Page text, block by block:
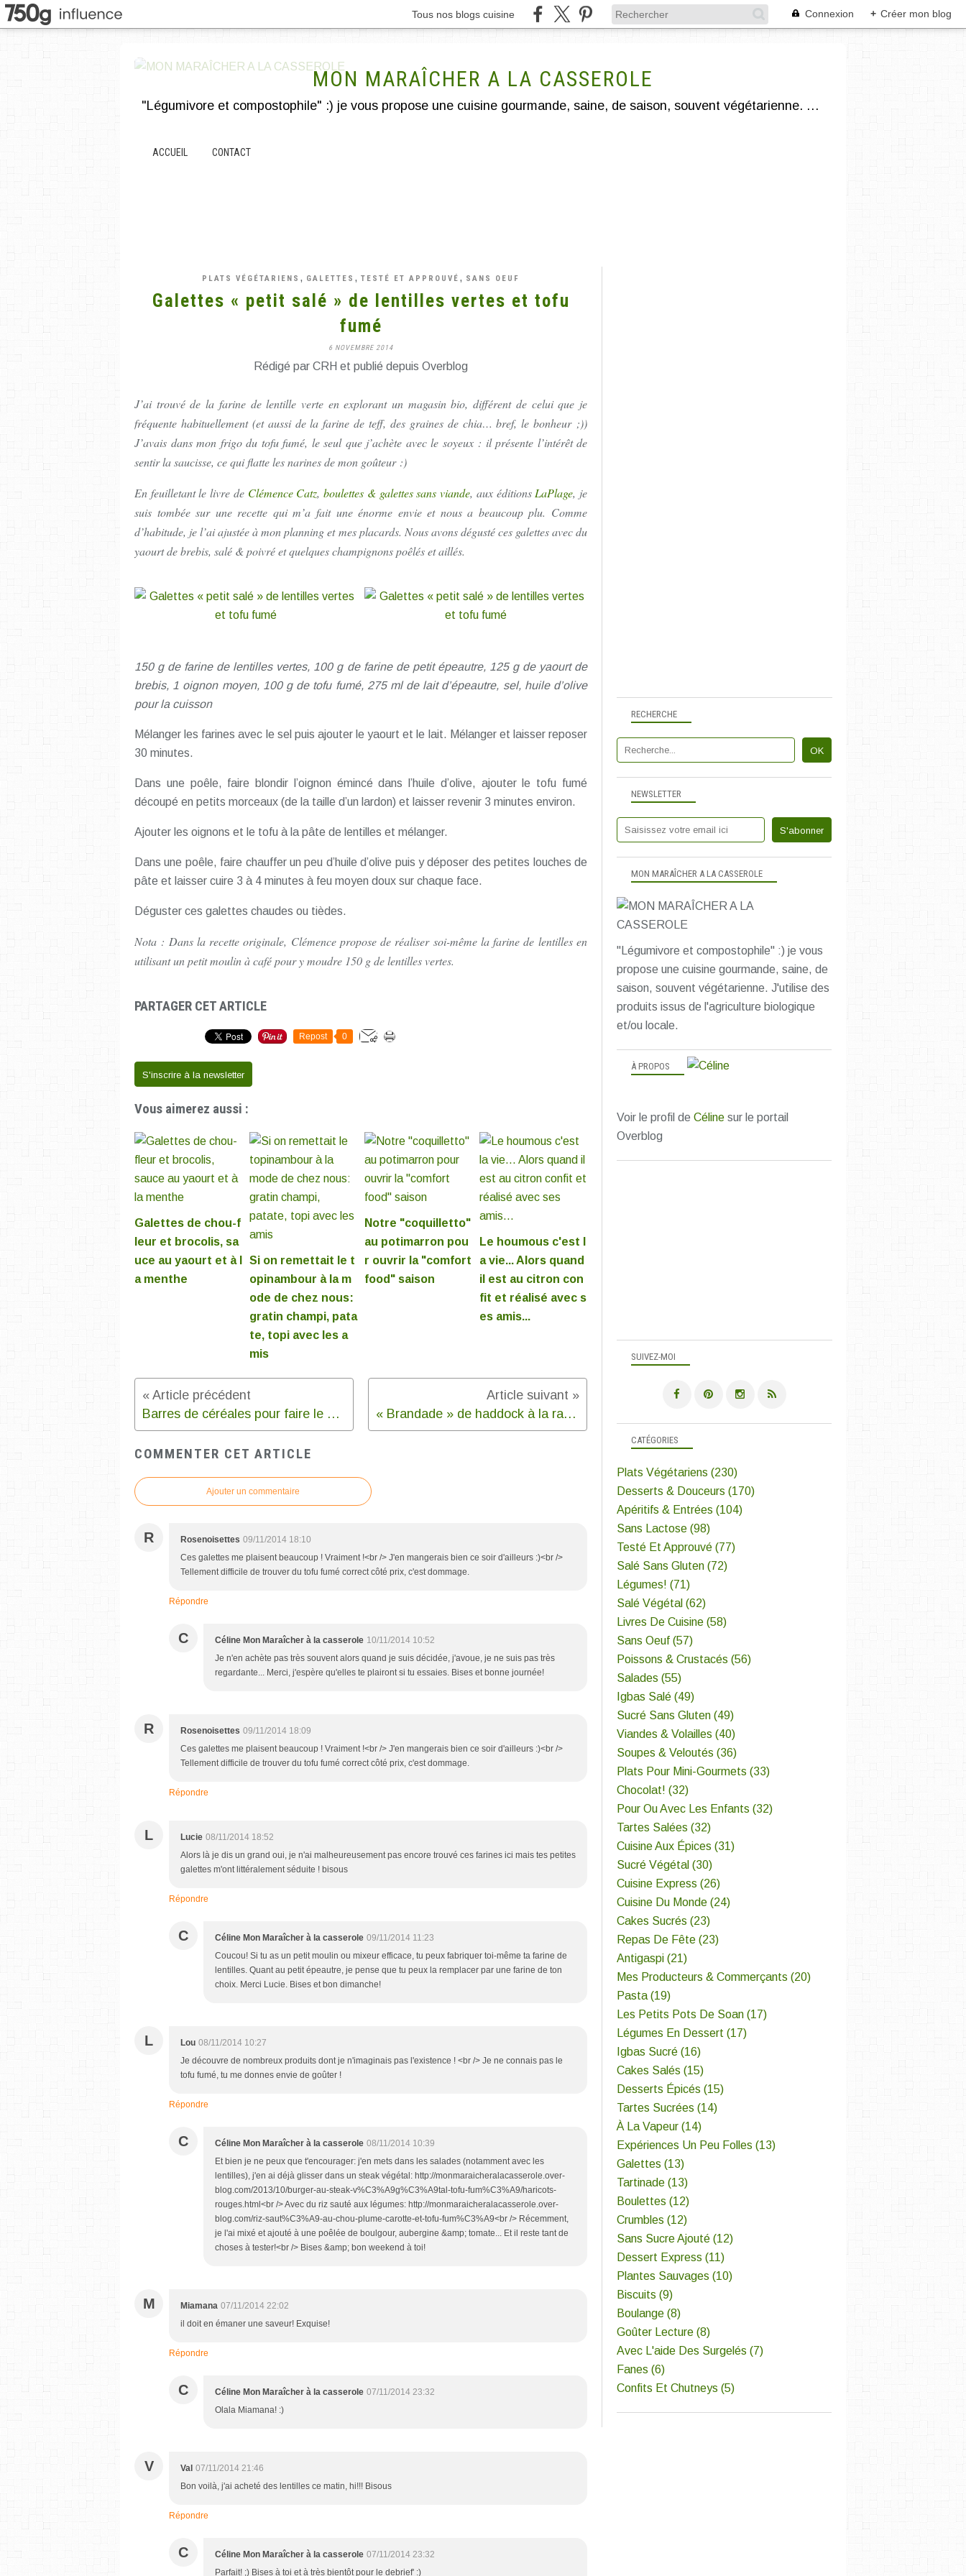
Tous nos blogs cuisine Connexion + Créer mon blog
MON MARAÎCHER A LA CASSEROLE
"Légumivore et compostophile" :) je vous propose une cuisine gourmande, saine, de saison, souvent végétarienne. J'utilise des produits issus de l'agriculture biologique et/ou locale.
ACCUEIL CONTACT
PLATS VÉGÉTARIENS , GALETTES , TESTÉ ET APPROUVÉ , SANS OEUF
Galettes « petit salé » de lentilles vertes et tofu
fumé
6 NOVEMBRE 2014
Rédigé par CRH et publié depuis Overblog
J’ai trouvé de la farine de lentille verte en explorant un magasin bio, différent de celui que je
fréquente habituellement (et aussi de la farine de teff, des graines de chia… bref, le bonheur ;))
J’avais dans mon frigo du tofu fumé, le seul que j’achète avec le soyeux : il présente l’intérêt de
sentir la saucisse, ce qui flatte les narines de mon goûteur :)
En feuilletant le livre de Clémence Catz,boulettes & galettes sans viande, aux éditions LaPlage, je
suis tombée sur une recette qui m’a fait une énorme envie et nous a beaucoup plu. Comme
d’habitude, je l’ai ajustée à mon planning et mes placards. Nous avons dégusté ces galettes avec du
yaourt de brebis, salé & poivré et quelques champignons poêlés et aillés.
150 g de farine de lentilles vertes, 100 g de farine de petit épeautre, 125 g de yaourt de
brebis, 1 oignon moyen, 100 g de tofu fumé, 275 ml de lait d’épeautre, sel, huile d’olive
pour la cuisson
Mélanger les farines avec le sel puis ajouter le yaourt et le lait. Mélanger et laisser reposer
30 minutes.
Dans une poêle, faire blondir l’oignon émincé dans l’huile d’olive, ajouter le tofu fumé
découpé en petits morceaux (de la taille d’un lardon) et laisser revenir 3 minutes environ.
Ajouter les oignons et le tofu à la pâte de lentilles et mélanger.
Dans une poêle, faire chauffer un peu d’huile d’olive puis y déposer des petites louches de
pâte et laisser cuire 3 à 4 minutes à feu moyen doux sur chaque face.
Déguster ces galettes chaudes ou tièdes.
Nota : Dans la recette originale, Clémence propose de réaliser soi-même la farine de lentilles en
utilisant un petit moulin à café pour y moudre 150 g de lentilles vertes.
PARTAGER CET ARTICLE
Repost 0
S'inscrire à la newsletter
Vous aimerez aussi :
Galettes de chou-f
leur et brocolis, sa
uce au yaourt et à l
a menthe
Si on remettait le t
opinambour à la m
ode de chez nous:
gratin champi, pata
te, topi avec les a
mis
Notre "coquilletto"
au potimarron pou
r ouvrir la "comfort
food" saison
Le houmous c'est l
a vie... Alors quand
il est au citron con
fit et réalisé avec s
es amis...
Barres de céréales pour faire le plein d'énergie (et de gourmandise) « Brandade » de haddock à la raclette
COMMENTER CET ARTICLE
Ajouter un commentaire
R Rosenoisettes 09/11/2014 18:10
Ces galettes me plaisent beaucoup ! Vraiment !<br /> J'en mangerais bien ce soir d'ailleurs :)<br />
Tellement difficile de trouver du tofu fumé correct côté prix, c'est dommage.
Répondre
C Céline Mon Maraîcher à la casserole 10/11/2014 10:52
Je n'en achète pas très souvent alors quand je suis décidée, j'avoue, je ne suis pas très
regardante... Merci, j'espère qu'elles te plairont si tu essaies. Bises et bonne journée!
R Rosenoisettes 09/11/2014 18:09
Ces galettes me plaisent beaucoup ! Vraiment !<br /> J'en mangerais bien ce soir d'ailleurs :)<br />
Tellement difficile de trouver du tofu fumé correct côté prix, c'est dommage.
Répondre
L Lucie 08/11/2014 18:52
Alors là je dis un grand oui, je n'ai malheureusement pas encore trouvé ces farines ici mais tes petites
galettes m'ont littéralement séduite ! bisous
Répondre
C Céline Mon Maraîcher à la casserole 09/11/2014 11:23
Coucou! Si tu as un petit moulin ou mixeur efficace, tu peux fabriquer toi-même ta farine de
lentilles. Quant au petit épeautre, je pense que tu peux la remplacer par une farine de ton
choix. Merci Lucie. Bises et bon dimanche!
L Lou 08/11/2014 10:27
Je découvre de nombreux produits dont je n'imaginais pas l'existence ! <br /> Je ne connais pas le
tofu fumé, tu me donnes envie de goûter !
Répondre
C Céline Mon Maraîcher à la casserole 08/11/2014 10:39
Et bien je ne peux que t'encourager: j'en mets dans les salades (notamment avec les
lentilles), j'en ai déjà glisser dans un steak végétal: http://monmaraicheralacasserole.over-
blog.com/2013/10/burger-au-steak-v%C3%A9g%C3%A9tal-tofu-fum%C3%A9/haricots-
rouges.html<br /> Avec du riz sauté aux légumes: http://monmaraicheralacasserole.over-
blog.com/riz-saut%C3%A9-au-chou-plume-carotte-et-tofu-fum%C3%A9<br /> Récemment,
je l'ai mixé et ajouté à une poêlée de boulgour, aubergine &amp; tomate... Et il reste tant de
choses à tester!<br /> Bises &amp; bon weekend à toi!
M Miamana 07/11/2014 22:02
il doit en émaner une saveur! Exquise!
Répondre
C Céline Mon Maraîcher à la casserole 07/11/2014 23:32
Olala Miamana! :)
V Val 07/11/2014 21:46
Bon voilà, j'ai acheté des lentilles ce matin, hi!!! Bisous
Répondre
C Céline Mon Maraîcher à la casserole 07/11/2014 23:32
Parfait! ;) Bises à toi et à très bientôt pour le debrief' :)
NEWSLETTER
SUIVEZ-MOI
RECHERCHE
MON MARAÎCHER A LA CASSEROLE
"Légumivore et compostophile" :) je vous
propose une cuisine gourmande, saine, de
saison, souvent végétarienne. J'utilise des
produits issus de l'agriculture biologique
et/ou locale.
À PROPOS
Voir le profil de Céline sur le portail
Overblog
CATÉGORIES
Plats Végétariens (230)
Desserts & Douceurs (170)
Apéritifs & Entrées (104)
Sans Lactose (98)
Testé Et Approuvé (77)
Salé Sans Gluten (72)
Légumes! (71)
Salé Végétal (62)
Livres De Cuisine (58)
Sans Oeuf (57)
Poissons & Crustacés (56)
Salades (55)
Igbas Salé (49)
Sucré Sans Gluten (49)
Viandes & Volailles (40)
Soupes & Veloutés (36)
Plats Pour Mini-Gourmets (33)
Chocolat! (32)
Pour Ou Avec Les Enfants (32)
Tartes Salées (32)
Cuisine Aux Épices (31)
Sucré Végétal (30)
Cuisine Express (26)
Cuisine Du Monde (24)
Cakes Sucrés (23)
Repas De Fête (23)
Antigaspi (21)
Mes Producteurs & Commerçants (20)
Pasta (19)
Les Petits Pots De Soan (17)
Légumes En Dessert (17)
Igbas Sucré (16)
Cakes Salés (15)
Desserts Épicés (15)
Tartes Sucrées (14)
À La Vapeur (14)
Expériences Un Peu Folles (13)
Galettes (13)
Tartinade (13)
Boulettes (12)
Crumbles (12)
Sans Sucre Ajouté (12)
Dessert Express (11)
Plantes Sauvages (10)
Biscuits (9)
Boulange (8)
Goûter Lecture (8)
Avec L'aide Des Surgelés (7)
Fanes (6)
Confits Et Chutneys (5)